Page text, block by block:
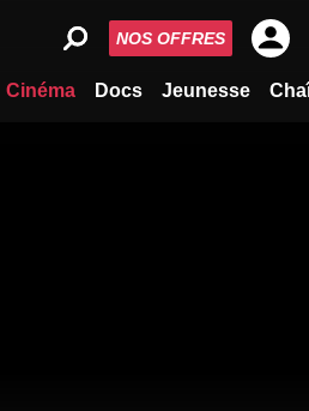
Cinéma Docs Jeunesse
NOS OFFRES